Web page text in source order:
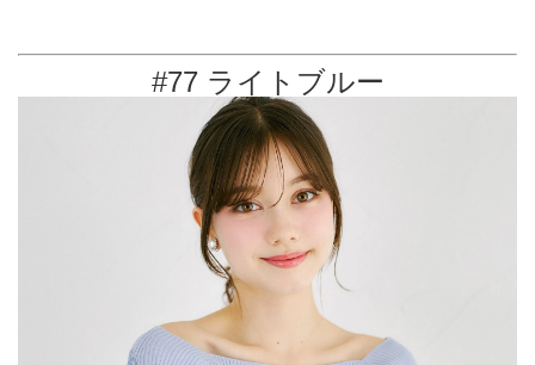
#77 ライトブルー